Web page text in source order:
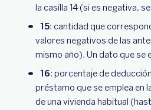
la casilla 14 (si es negativa,
15: cantidad que
valores negativos de las
mismo año). Un dato que se
16: porcentaje de
préstamo que se emplea en
de una vivienda habitual